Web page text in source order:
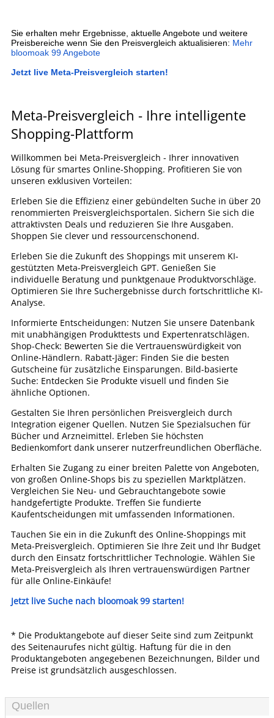
Sie erhalten mehr Ergebnisse, aktuelle Angebote und weitere
Preisbereiche wenn Sie den Preisvergleich aktualisieren: Mehr
bloomoak 99 Angebote
Jetzt live Meta-Preisvergleich starten!
Meta-Preisvergleich - Ihre intelligente
Shopping-Plattform
Willkommen bei Meta-Preisvergleich - Ihrer innovativen
Lösung für smartes Online-Shopping. Profitieren Sie von
unseren exklusiven Vorteilen:
Erleben Sie die Effizienz einer gebündelten Suche in über 20
renommierten Preisvergleichsportalen. Sichern Sie sich die
attraktivsten Deals und reduzieren Sie Ihre Ausgaben.
Shoppen Sie clever und ressourcenschonend.
Erleben Sie die Zukunft des Shoppings mit unserem KI-
gestützten Meta-Preisvergleich GPT. Genießen Sie
individuelle Beratung und punktgenaue Produktvorschläge.
Optimieren Sie Ihre Suchergebnisse durch fortschrittliche KI-
Analyse.
Informierte Entscheidungen: Nutzen Sie unsere Datenbank
mit unabhängigen Produkttests und Expertenratschlägen.
Shop-Check: Bewerten Sie die Vertrauenswürdigkeit von
Online-Händlern. Rabatt-Jäger: Finden Sie die besten
Gutscheine für zusätzliche Einsparungen. Bild-basierte
Suche: Entdecken Sie Produkte visuell und finden Sie
ähnliche Optionen.
Gestalten Sie Ihren persönlichen Preisvergleich durch
Integration eigener Quellen. Nutzen Sie Spezialsuchen für
Bücher und Arzneimittel. Erleben Sie höchsten
Bedienkomfort dank unserer nutzerfreundlichen Oberfläche.
Erhalten Sie Zugang zu einer breiten Palette von Angeboten,
von großen Online-Shops bis zu speziellen Marktplätzen.
Vergleichen Sie Neu- und Gebrauchtangebote sowie
handgefertigte Produkte. Treffen Sie fundierte
Kaufentscheidungen mit umfassenden Informationen.
Tauchen Sie ein in die Zukunft des Online-Shoppings mit
Meta-Preisvergleich. Optimieren Sie Ihre Zeit und Ihr Budget
durch den Einsatz fortschrittlicher Technologie. Wählen Sie
Meta-Preisvergleich als Ihren vertrauenswürdigen Partner
für alle Online-Einkäufe!
Jetzt live Suche nach bloomoak 99 starten!
* Die Produktangebote auf dieser Seite sind zum Zeitpunkt
des Seitenaurufes nicht gültig. Haftung für die in den
Produktangeboten angegebenen Bezeichnungen, Bilder und
Preise ist grundsätzlich ausgeschlossen.
Quellen